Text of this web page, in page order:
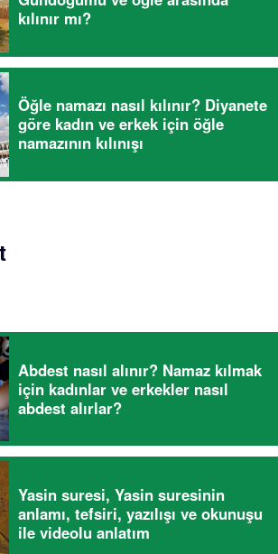
kılınır mı?
Öğle namazı nasıl kılınır? Diyanete
göre kadın ve erkek için öğle
namazının kılınışı
Abdest nasıl alınır? Namaz kılmak
için kadınlar ve erkekler nasıl
abdest alırlar?
Yasin suresi, Yasin suresinin
anlamı, tefsiri, yazılışı ve okunuşu
ile videolu anlatım